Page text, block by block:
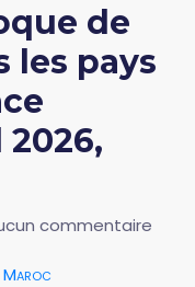
de
les pays
2026,
commentaire
Maroc